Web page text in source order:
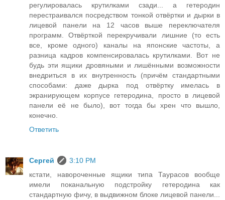
регулировалась крутилками сзади... а гетеродин
перестраивался посредством тонкой отвёртки и дырки в
лицевой панели на 12 часов выше переключателя
программ. Отвёрткой перекручивали лишние (то есть
все, кроме одного) каналы на японские частоты, а
разница кадров компенсировалась крутилками. Вот не
будь эти ящики дровяными и лишёнными возможности
внедриться в их внутренность (причём стандартными
способами: даже дырка под отвёртку имелась в
экранирующем корпусе гетеродина, просто в лицевой
панели её не было), вот тогда бы хрен что вышло,
конечно.
Ответить
Сергей
3:10 PM
кстати, навороченные ящики типа Таурасов вообще
имели поканальную подстройку гетеродина как
стандартную фичу, в выдвижном блоке лицевой панели...